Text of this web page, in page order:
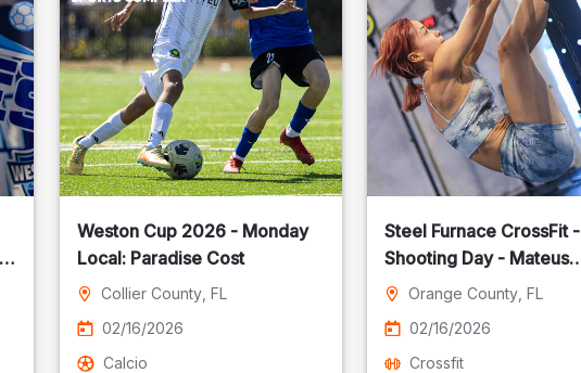
Weston Cup 2026 - Monday
Local: Paradise Cost
Collier County, FL
02/16/2026
Calcio
Steel Furnace CrossFit -
Shooting Day - Mateus
Pereira Fotografia
Orange County , FL
02/16/2026
Crossfit